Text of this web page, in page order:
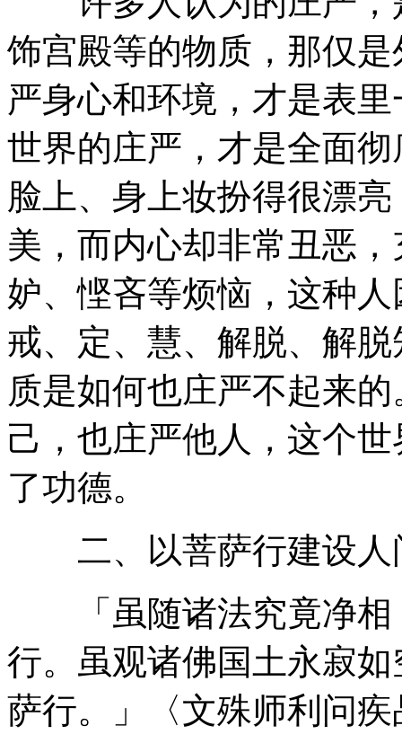
饰宫殿等的物质，那仅
严身心和环境，才是表
世界的庄严，才是全面
脸上、身上妆扮得很漂
美，而内心却非常丑恶
妒、悭吝等烦恼，这种
戒、定、慧、解脱、解
质是如何也庄严不起来
己，也庄严他人，这个
了功德。
二、以菩萨行建设人
「虽随诸法究竟净相
行。虽观诸佛国土永寂
萨行。」〈文殊师利问